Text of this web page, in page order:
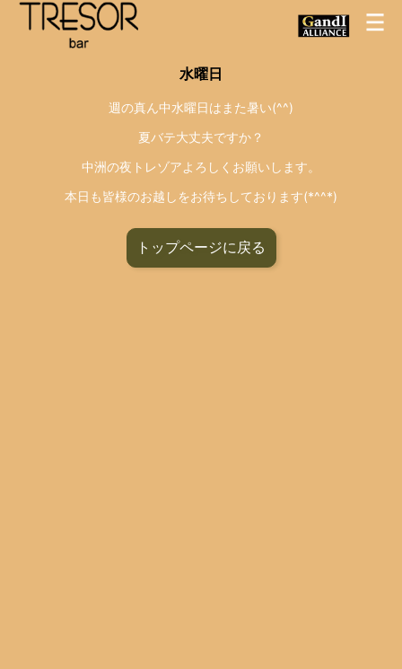
水曜日
週の真ん中水曜日はまた暑い(^^)
夏バテ大丈夫ですか？
中洲の夜トレゾアよろしくお願いします。
本日も皆様のお越しをお待ちしております(*^^*)
トップページに戻る